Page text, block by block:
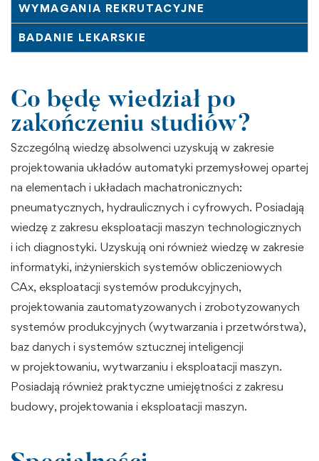
WYMAGANIA REKRUTACYJNE
BADANIE LEKARSKIE
Co będę wiedział po
zakończeniu studiów?
Szczególną wiedzę absolwenci uzyskują w zakresie
projektowania układów automatyki przemysłowej opartej
na elementach i układach machatronicznych:
pneumatycznych, hydraulicznych i cyfrowych. Posiadają
wiedzę z zakresu eksploatacji maszyn technologicznych
i ich diagnostyki. Uzyskują oni również wiedzę w zakresie
informatyki, inżynierskich systemów obliczeniowych
CAx, eksploatacji systemów produkcyjnych,
projektowania zautomatyzowanych i zrobotyzowanych
systemów produkcyjnych (wytwarzania i przetwórstwa),
baz danych i systemów sztucznej inteligencji
w projektowaniu, wytwarzaniu i eksploatacji maszyn.
Posiadają również praktyczne umiejętności z zakresu
budowy, projektowania i eksploatacji maszyn.